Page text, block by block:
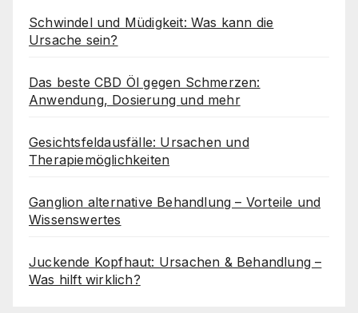
Schwindel und Müdigkeit: Was kann die
Ursache sein?
Das beste CBD Öl gegen Schmerzen:
Anwendung, Dosierung und mehr
Gesichtsfeldausfälle: Ursachen und
Therapiemöglichkeiten
Ganglion alternative Behandlung – Vorteile und
Wissenswertes
Juckende Kopfhaut: Ursachen & Behandlung –
Was hilft wirklich?